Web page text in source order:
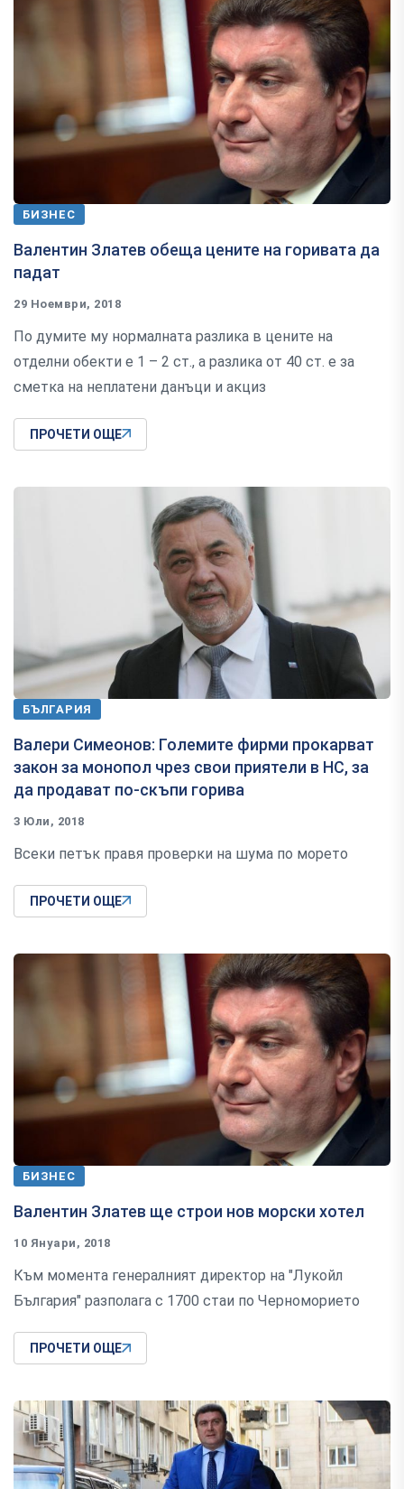
БИЗНЕС
Валентин Златев обеща цените на горивата да
падат
29 Ноември, 2018
По думите му нормалната разлика в цените на
отделни обекти е 1 – 2 ст., а разлика от 40 ст. е за
сметка на неплатени данъци и акциз
ПРОЧЕТИ ОЩЕ
БЪЛГАРИЯ
Валери Симеонов: Големите фирми прокарват
закон за монопол чрез свои приятели в НС, за
да продават по-скъпи горива
3 Юли, 2018
Всеки петък правя проверки на шума по морето
ПРОЧЕТИ ОЩЕ
БИЗНЕС
Валентин Златев ще строи нов морски хотел
10 Януари, 2018
Към момента генералният директор на "Лукойл
България" разполага с 1700 стаи по Черноморието
ПРОЧЕТИ ОЩЕ